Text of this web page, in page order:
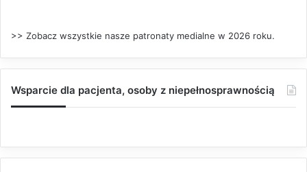
>> Zobacz wszystkie nasze patronaty medialne w 2026 roku.
Wsparcie dla pacjenta, osoby z niepełnosprawnością